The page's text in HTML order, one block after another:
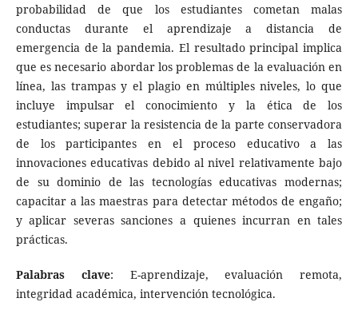
probabilidad de que los estudiantes cometan malas
conductas durante el aprendizaje a distancia de
emergencia de la pandemia. El resultado principal implica
que es necesario abordar los problemas de la evaluación en
línea, las trampas y el plagio en múltiples niveles, lo que
incluye impulsar el conocimiento y la ética de los
estudiantes; superar la resistencia de la parte conservadora
de los participantes en el proceso educativo a las
innovaciones educativas debido al nivel relativamente bajo
de su dominio de las tecnologías educativas modernas;
capacitar a las maestras para detectar métodos de engaño;
y aplicar severas sanciones a quienes incurran en tales
prácticas.
Palabras clave: E-aprendizaje, evaluación remota,
integridad académica, intervención tecnológica.